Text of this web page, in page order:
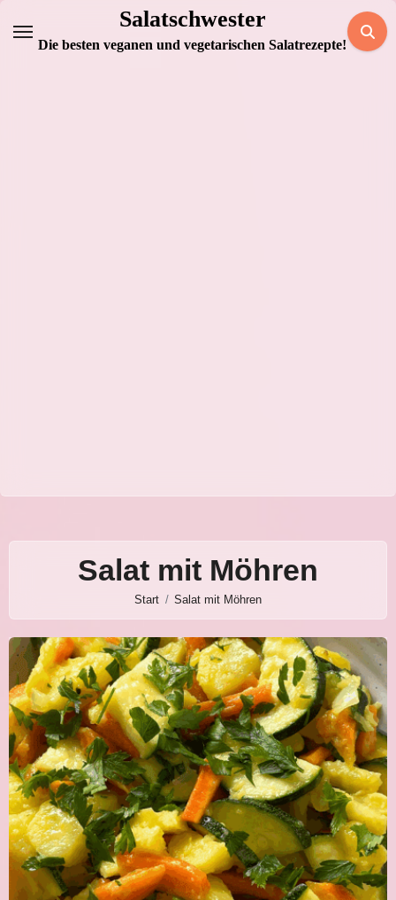
Inhalt
Salatschwester
Die besten veganen und vegetarischen Salatrezepte!
Salat mit Möhren
Start Salat mit Möhren